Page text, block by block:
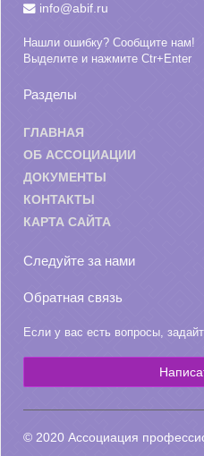
info@abif.ru
Нашли ошибку? Сообщите нам!
Выделите и нажмите Ctr+Enter
Разделы
ГЛАВНАЯ
ОБ АССОЦИАЦИИ
ДОКУМЕНТЫ
КОНТАКТЫ
КАРТА САЙТА
Следуйте за нами
Обратная связь
Если у вас есть вопросы,
© 2020 Ассоциация